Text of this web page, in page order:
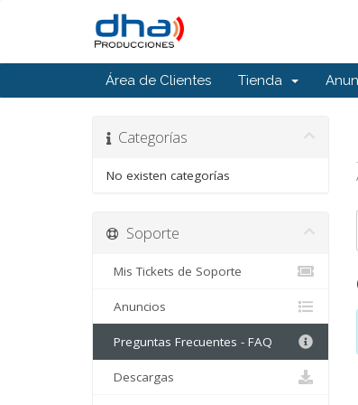
Área de Clientes Tienda
Categorías
No existen categorías
Soporte
Mis Tickets de Soporte
Anuncios
Preguntas Frecuentes - FAQ
Descargas